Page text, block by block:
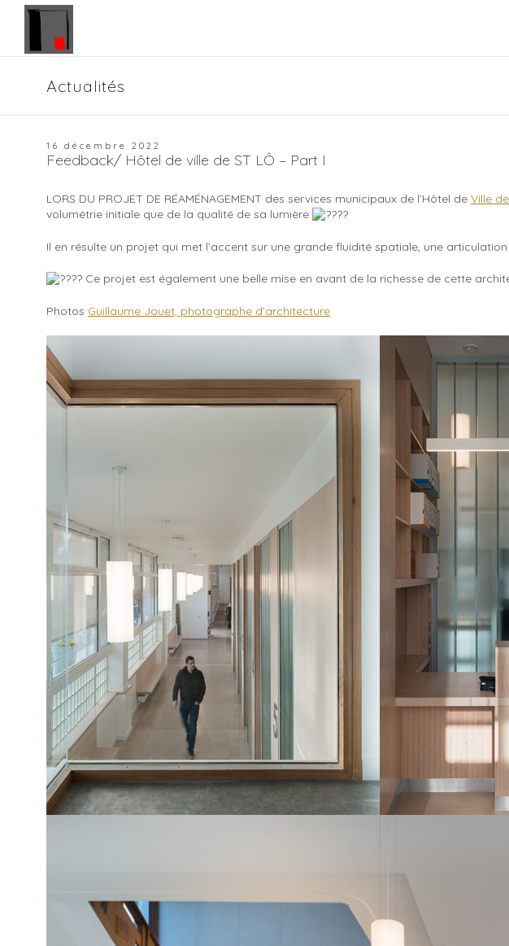
Panneau de gestion des cookies
Actualités
16 décembre 2022
Feedback/ Hôtel de ville de ST LÔ – Part I
LORS DU PROJET DE RÉAMÉNAGEMENT des services municipaux de l’Hôtel de Ville
volumétrie initiale que de la qualité de sa lumière
Il en résulte un projet qui met l’accent sur une grande fluidité spatiale, une
Ce projet est également une belle mise en avant de la richesse de cette
Photos Guillaume Jouet, photographe d’architecture